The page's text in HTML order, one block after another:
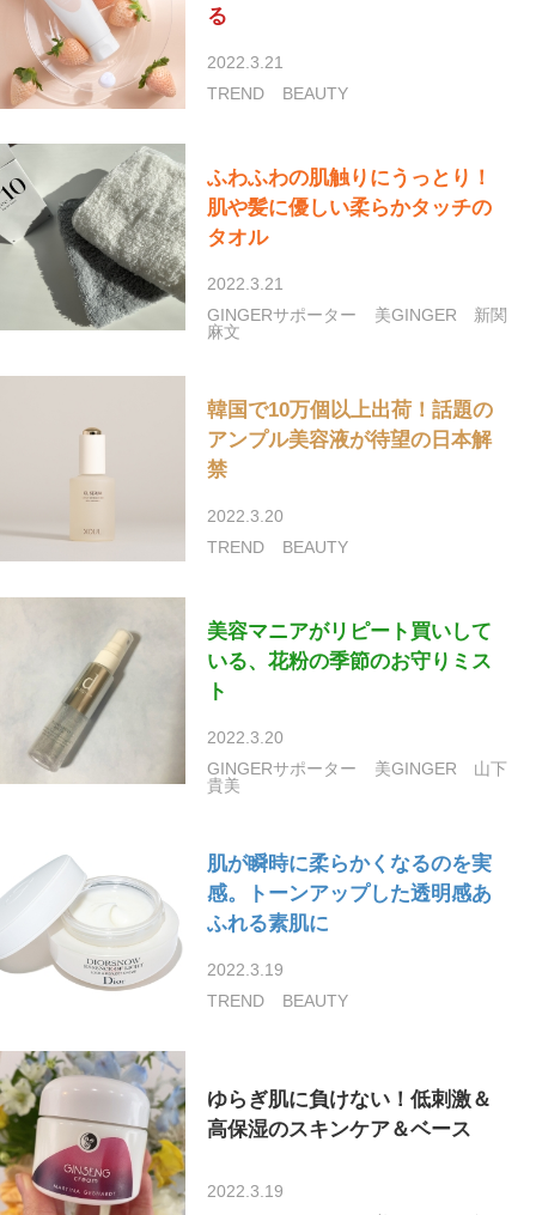
る
2022.3.21
TREND
BEAUTY
ふわふわの肌触りにうっとり！
肌や髪に優しい柔らかタッチの
タオル
2022.3.21
GINGERサポーター
美GINGER
新関
麻文
韓国で10万個以上出荷！話題の
アンプル美容液が待望の日本解
禁
2022.3.20
TREND
BEAUTY
美容マニアがリピート買いして
いる、花粉の季節のお守りミス
ト
2022.3.20
GINGERサポーター
美GINGER
山下
貴美
肌が瞬時に柔らかくなるのを実
感。トーンアップした透明感あ
ふれる素肌に
2022.3.19
TREND
BEAUTY
ゆらぎ肌に負けない！低刺激＆
高保湿のスキンケア＆ベース
2022.3.19